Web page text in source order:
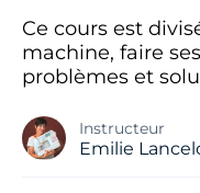
Ce cours est
machine, faire
problèmes et
Instructeur
Emilie